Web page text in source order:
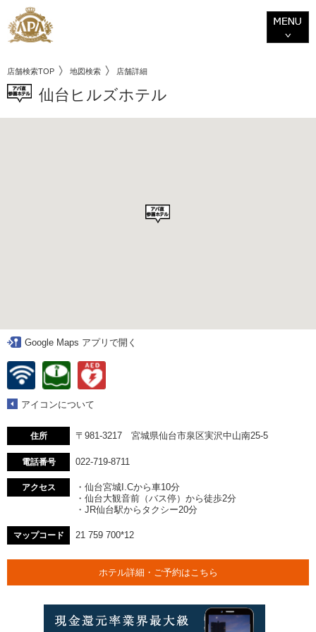
店舗検索TOP 地図検索 店舗詳細
仙台ヒルズホテル
Google Maps アプリで開く
アイコンについて
住所 〒981-3217 宮城県仙台市泉区実沢中山南25-5
電話番号 022-719-8711
アクセス
・仙台宮城I.Cから車10分
・仙台大観音前（バス停）から徒歩2分
・JR仙台駅からタクシー20分
マップコード 21 759 700*12
ホテル詳細・ご予約はこちら